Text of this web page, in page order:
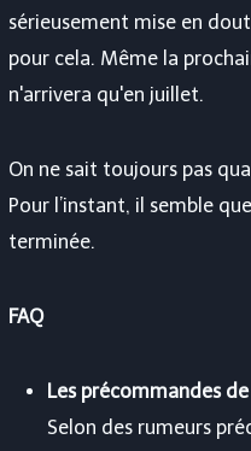
sérieusement mise en
pour cela. Même la
n'arrivera qu'en juillet.
On ne sait toujours pas
Pour l’instant, il semble
terminée.
FAQ
Les précommandes
Selon des rumeurs